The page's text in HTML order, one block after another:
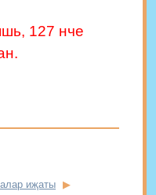
127 нче
иҗаты